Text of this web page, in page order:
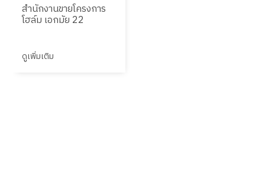
สำนักงานขายโครงการ
โฮล์ม เอกมัย 22
ดูเพิ่มเติม